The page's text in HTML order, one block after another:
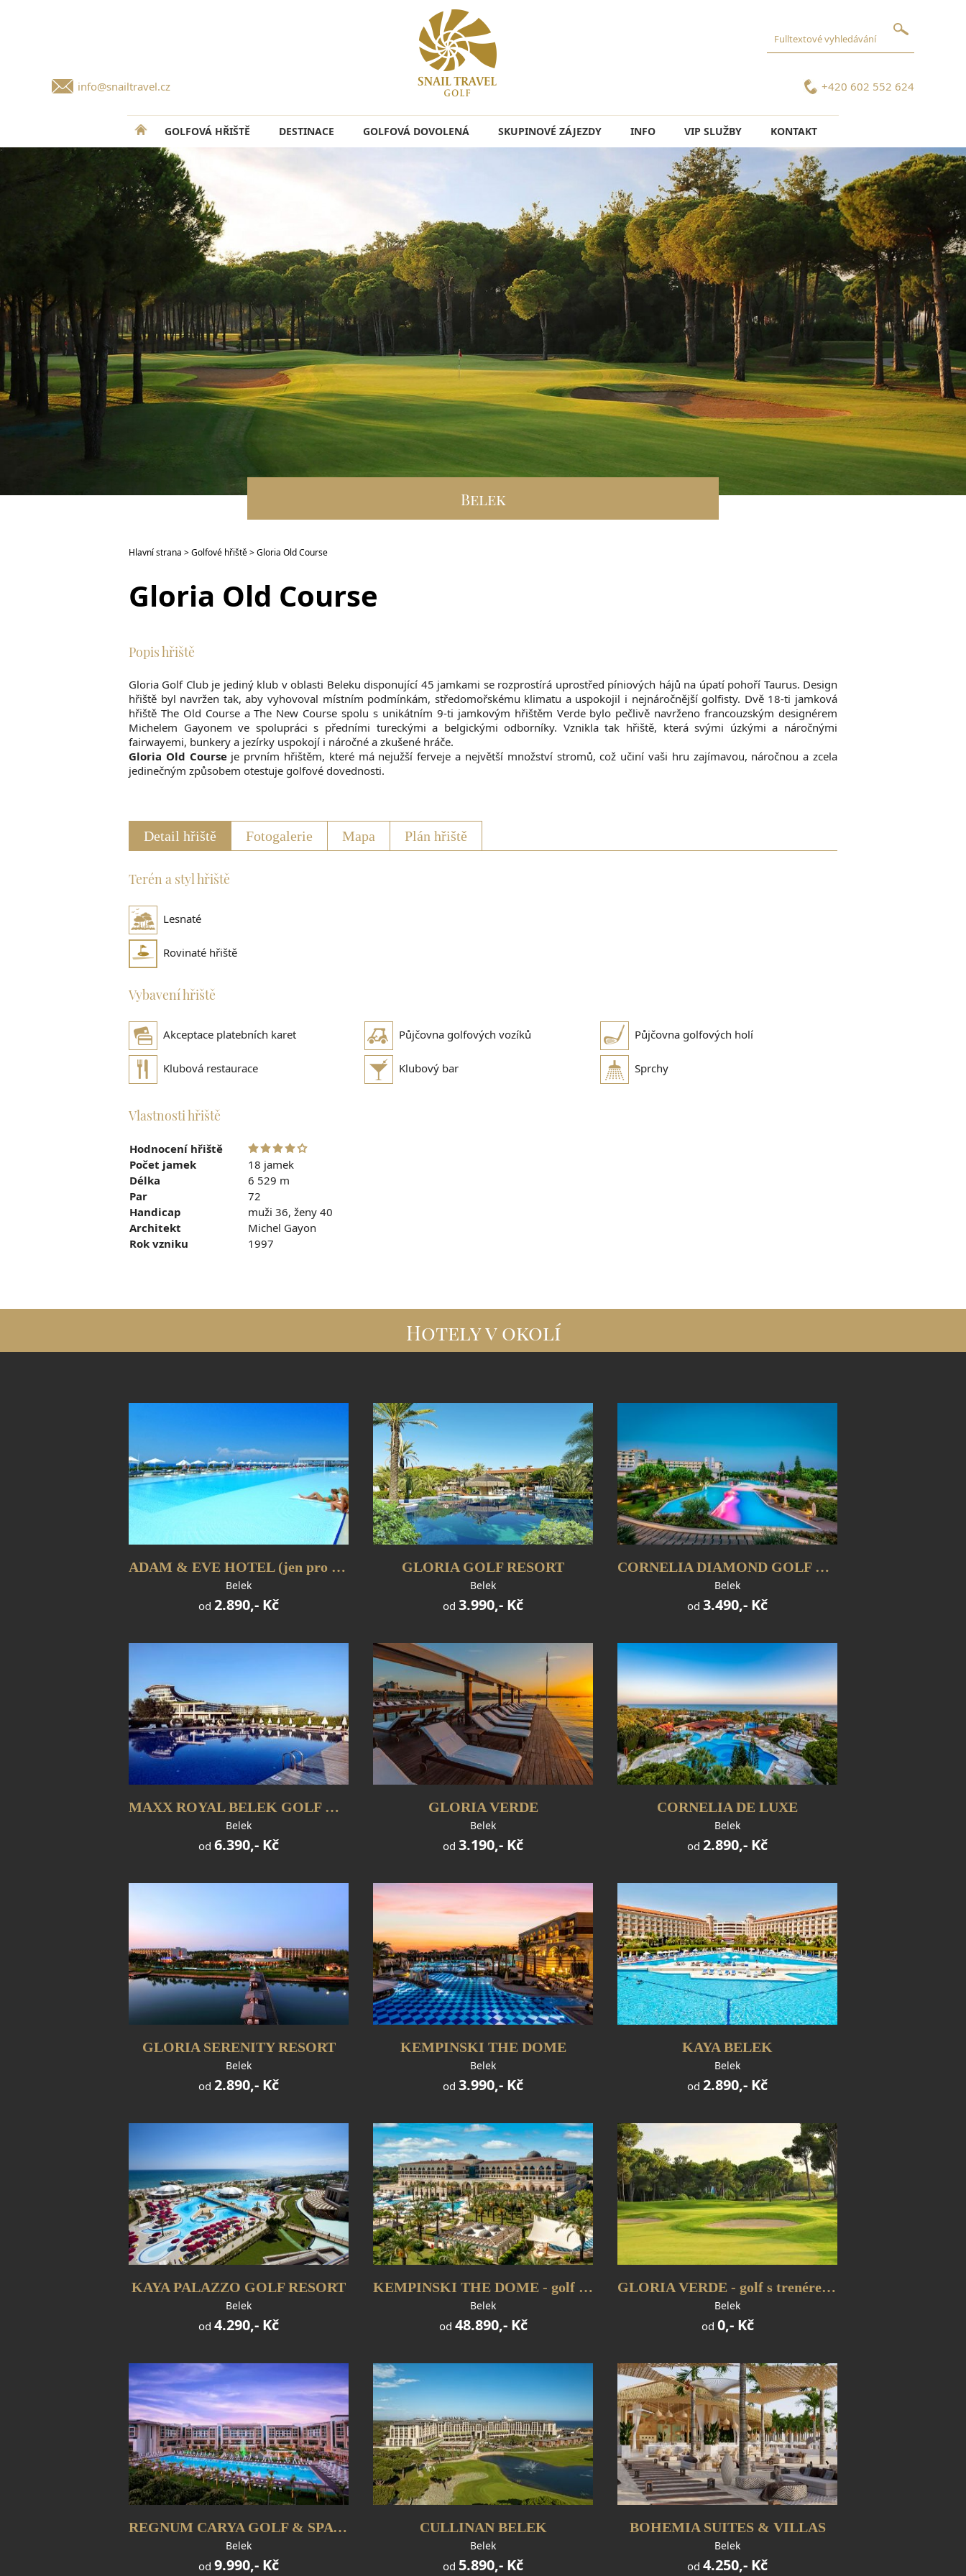
info@snailtravel.cz +420 602 552 624
GOLFOVÁ HŘIŠTĚ DESTINACE GOLFOVÁ DOVOLENÁ SKUPINOVÉ ZÁJEZDY INFO VIP SLUŽBY KONTAKT
Belek
Hlavní strana >Golfové hřiště> Gloria Old Course
Gloria Old Course
Popis hřiště
Gloria Golf Club je jediný klub v oblasti Beleku disponující 45 jamkami se rozprostírá uprostřed píniových hájů na úpatí pohoří Taurus. Design
hřiště byl navržen tak, aby vyhovoval místním podmínkám, středomořskému klimatu a uspokojil i nejnáročnější golfisty. Dvě 18-ti jamková
hřiště The Old Course a The New Course spolu s unikátním 9-ti jamkovým hřištěm Verde bylo pečlivě navrženo francouzským designérem
Michelem Gayonem ve spolupráci s předními tureckými a belgickými odborníky. Vznikla tak hřiště, která svými úzkými a náročnými
fairwayemi, bunkery a jezírky uspokojí i náročné a zkušené hráče.
Gloria Old Courseje prvním hřištěm, které má nejužší ferveje a největší množství stromů, což učiní vaši hru zajímavou, náročnou a zcela
jedinečným způsobem otestuje golfové dovednosti.
Detail hřiště Fotogalerie Mapa Plán hřiště
Terén a styl hřiště
Lesnaté
Rovinaté hřiště
Vybavení hřiště
Akceptace platebních karet Půjčovna golfových vozíků Půjčovna golfových holí
Klubová restaurace Klubový bar Sprchy
Vlastnosti hřiště
Hodnocení hřiště
Počet jamek
18 jamek
Délka
6 529 m
Par
72
Handicap
muži 36, ženy 40
Architekt
Michel Gayon
Rok vzniku
1997
Hotely v okolí
ADAM & EVE HOTEL (jen pro dospělé)
Belek
od 2.890,- Kč
GLORIA GOLF RESORT
Belek
od 3.990,- Kč
CORNELIA DIAMOND GOLF RESORT
Belek
od 3.490,- Kč
MAXX ROYAL BELEK GOLF RESORT
Belek
od 6.390,- Kč
GLORIA VERDE
Belek
od 3.190,- Kč
CORNELIA DE LUXE
Belek
od 2.890,- Kč
GLORIA SERENITY RESORT
Belek
od 2.890,- Kč
KEMPINSKI THE DOME
Belek
od 3.990,- Kč
KAYA BELEK
Belek
od 2.890,- Kč
KAYA PALAZZO GOLF RESORT
Belek
od 4.290,- Kč
KEMPINSKI THE DOME - golf let
Belek
od 48.890,- Kč
GLORIA VERDE - golf s trenérem PGA
Belek
od 0,- Kč
REGNUM CARYA GOLF & SPA RESORT
Belek
od 9.990,- Kč
CULLINAN BELEK
Belek
od 5.890,- Kč
BOHEMIA SUITES & VILLAS
Belek
od 4.250,- Kč